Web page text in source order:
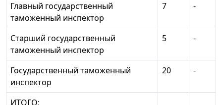
Главный государственный
таможенный инспектор
7 -
Старший государственный
таможенный инспектор
5 -
Государственный таможенный
инспектор
20 -
ИТОГО: